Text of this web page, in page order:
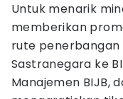
Untuk menarik
memberikan
rute penerbangan
Sastranegara ke
Manajemen BIJB,